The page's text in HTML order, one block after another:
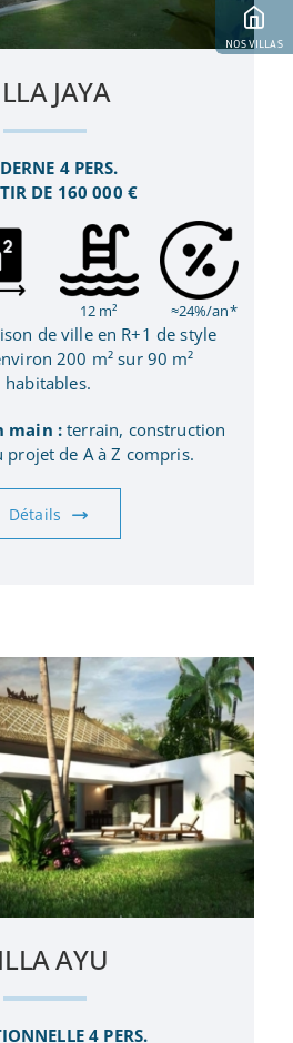
JAYA
4 PERS.
DE 160 000 €
12 m² ≈24%/an*
de ville en R+1 de style
200 m² sur 90 m²
habitables.
main : terrain, construction
projet de A à Z compris.
Détails
AYU
4 PERS.
NOS VILLAS